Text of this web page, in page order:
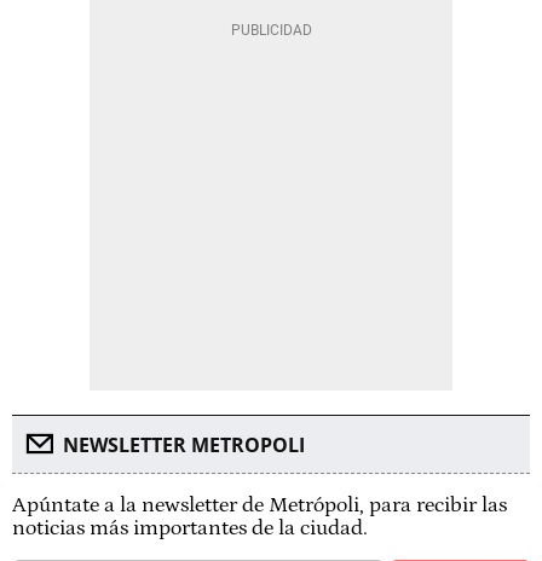
NEWSLETTER METROPOLI
Apúntate a la newsletter de Metrópoli, para recibir las
noticias más importantes de la ciudad.